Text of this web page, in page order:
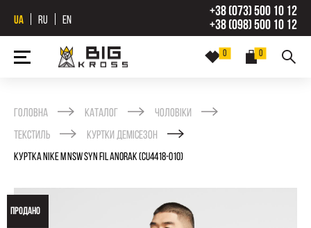
UA RU EN
+38 (073) 500 10 12
+38 (098) 500 10 12
0
0
Головна Каталог
Чоловіки
Текстиль
Куртки демісезон
КУРТКА NIKE M NSW SYN FIL ANORAK (CU4418-010)
ПРОДАНО